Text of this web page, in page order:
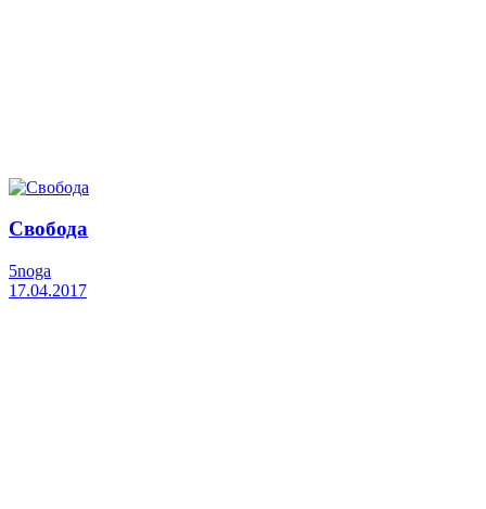
Свобода
5noga
17.04.2017